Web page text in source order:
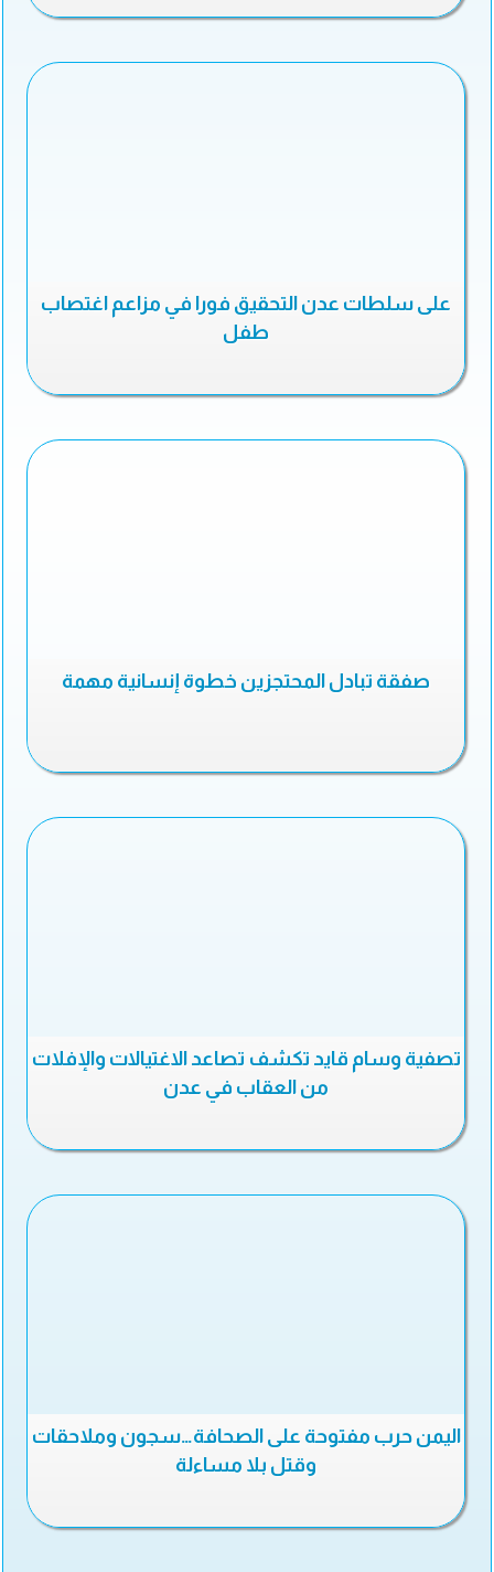
على سلطات عدن التحقيق فورا في مزاعم اغتصاب
طفل
صفقة تبادل المحتجزين خطوة إنسانية مهمة
تصفية وسام قايد تكشف تصاعد الاغتيالات والإفلات
من العقاب في عدن
اليمن حرب مفتوحة على الصحافة…سجون وملاحقات
وقتل بلا مساءلة